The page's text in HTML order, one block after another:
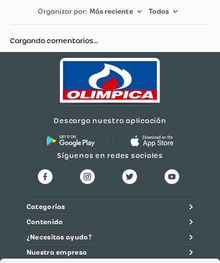
Más reciente Todos
Cargando comentarios…
Descarga nuestra aplicación
Síguenos en redes sociales
Categorías
Contenido
¿Necesitas ayuda?
Nuestra empresa